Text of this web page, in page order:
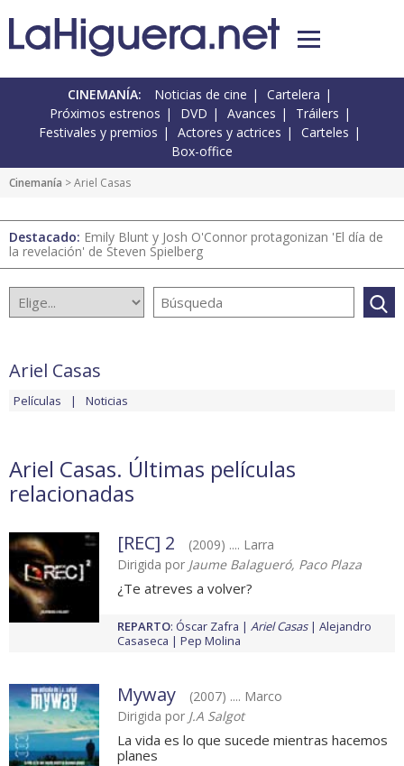
CINEMANÍA: Noticias de cine
Cartelera
Próximos estrenos
DVD Avances
Tráilers
Festivales y premios
Actores y actrices
Carteles
Box-office
Cinemanía > Ariel Casas
Destacado: Emily Blunt y Josh O'Connor protagonizan 'El día de
la revelación' de Steven Spielberg
Ariel Casas
Películas Noticias
Ariel Casas. Últimas películas
relacionadas
[REC] 2
(2009) .... Larra
Dirigida por Jaume Balagueró, Paco Plaza
¿Te atreves a volver?
REPARTO: Óscar Zafra Ariel Casas
Alejandro
Casaseca
Pep Molina
Myway
(2007) .... Marco
Dirigida por J.A Salgot
La vida es lo que sucede mientras hacemos
planes